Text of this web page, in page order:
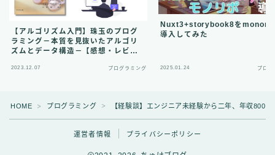
Follow Me
【アルゴリズム入門】珠玉のプログ
ラミング－本質を見抜いたアルゴリ
ズムとデータ構造－【感想・レビュ
2023.12.07 プログラミング
Nuxt3+storybook8を
導入してみた
2025.01.24 プログ
HOME ＞ プログラミング ＞ 【経験談】エンジニア未経験から二年、年収800
運営者情報 プライバシーポリシー